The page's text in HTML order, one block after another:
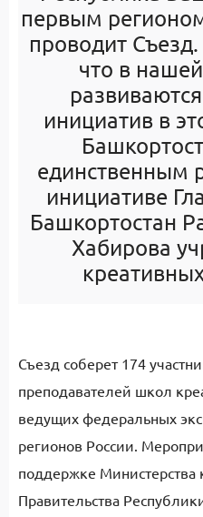
первым
проводит
что в
инициатив в
единственным
инициативе
Башкортостан
Хабирова
Съезд соберет 174
преподавателей школ
ведущих федеральных
регионов России.
поддержке Министерства
Правительства